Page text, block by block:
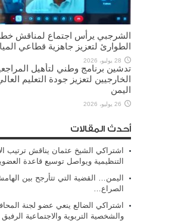
الشرجبي يرأس اجتماع لمناقش
الطوارئ لتعزيز جاهزية قطاعي
28 يوليو، 2026
تدشين برنامج وطني لتأهيل
الخارجيين لتعزيز جودة التعليم
اليمن
26 يوليو، 2026
أحدث المقالات
اشتراكي الشيخ عثمان يناقش ترتيب
التنظيمية ويواصل توسيع قاعدة
اليمن… القضية التي تتأرجح بين
الصراع…
اشتراكي الضالع ينعي عضو لجنة
والشخصية التربوية والاجتماعية الرفيق